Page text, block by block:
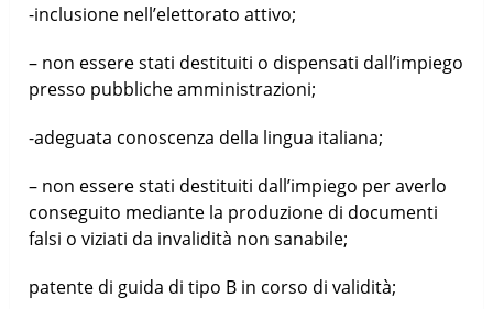
-inclusione nell’elettorato attivo;
– non essere stati destituiti o dispensati dall’impiego
presso pubbliche amministrazioni;
-adeguata conoscenza della lingua italiana;
– non essere stati destituiti dall’impiego per averlo
conseguito mediante la produzione di documenti
falsi o viziati da invalidità non sanabile;
patente di guida di tipo B in corso di validità;